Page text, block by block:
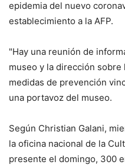
epidemia del nuevo
establecimiento a la AFP.
"Hay una reunión de
museo y la dirección sobre
medidas de prevención
una portavoz del museo.
Según Christian Galani,
la oficina nacional de la
presente el domingo, 300